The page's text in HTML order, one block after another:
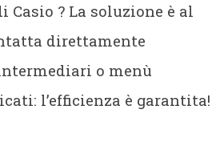
Casio ? La soluzione è al
direttamente
o menù
l’efficienza è garantita!